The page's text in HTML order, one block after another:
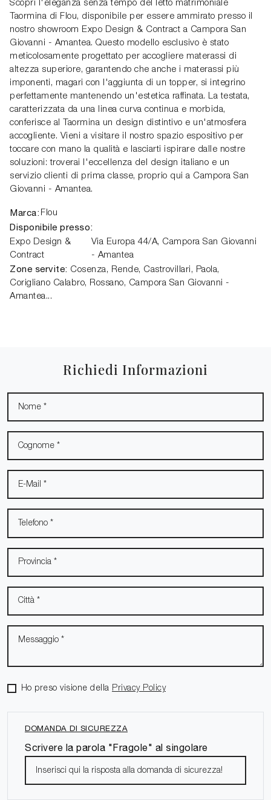
Scopri l'eleganza senza tempo del letto matrimoniale
Taormina di Flou, disponibile per essere ammirato presso il
nostro showroom Expo Design & Contract a Campora San
Giovanni - Amantea. Questo modello esclusivo è stato
meticolosamente progettato per accogliere materassi di
altezza superiore, garantendo che anche i materassi più
imponenti, magari con l'aggiunta di un topper, si integrino
perfettamente mantenendo un'estetica raffinata. La testata,
caratterizzata da una linea curva continua e morbida,
conferisce al Taormina un design distintivo e un'atmosfera
accogliente. Vieni a visitare il nostro spazio espositivo per
toccare con mano la qualità e lasciarti ispirare dalle nostre
soluzioni: troverai l'eccellenza del design italiano e un
servizio clienti di prima classe, proprio qui a Campora San
Giovanni - Amantea.
Marca: Flou
Disponibile presso:
Expo Design &
Contract
Via Europa 44/A, Campora San Giovanni
- Amantea
Zone servite: Cosenza, Rende, Castrovillari, Paola,
Corigliano Calabro, Rossano, Campora San Giovanni -
Amantea...
Richiedi Informazioni
Ho preso visione della Privacy Policy
DOMANDA DI SICUREZZA
Scrivere la parola "Fragole" al singolare